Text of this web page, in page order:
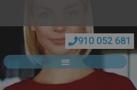
910 052 681